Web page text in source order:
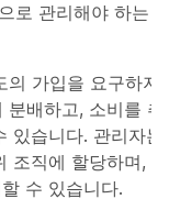
로 관리해야 하는
가입을 요구하지
배하고, 소비를 추
습니다. 관리자는
조직에 할당하며,
수 있습니다.